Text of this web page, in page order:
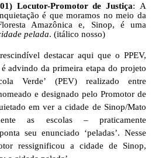
Locutor-Promotor de Justiça:
A
é que moramos no meio da
Amazônica e, Sinop, é uma
pelada. (itálico nosso)
destacar aqui que o PPEV,
advindo da primeira etapa do projeto
Verde’ (PEV) realizado entre
e designado pelo Promotor de
em ver a cidade de Sinop/Mato
as escolas – praticamente
seu enunciado ‘peladas’. Nesse
ressignificou a cidade de Sinop,